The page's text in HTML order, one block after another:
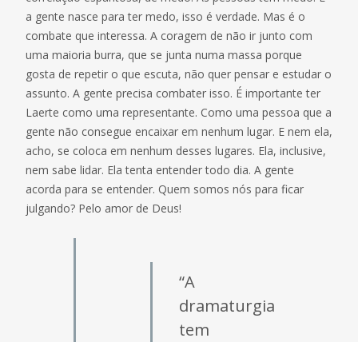
a gente nasce para ter medo, isso é verdade. Mas é o
combate que interessa. A coragem de não ir junto com
uma maioria burra, que se junta numa massa porque
gosta de repetir o que escuta, não quer pensar e estudar o
assunto. A gente precisa combater isso. É importante ter
Laerte como uma representante. Como uma pessoa que a
gente não consegue encaixar em nenhum lugar. E nem ela,
acho, se coloca em nenhum desses lugares. Ela, inclusive,
nem sabe lidar. Ela tenta entender todo dia. A gente
acorda para se entender. Quem somos nós para ficar
julgando? Pelo amor de Deus!
“A
dramaturgia
tem